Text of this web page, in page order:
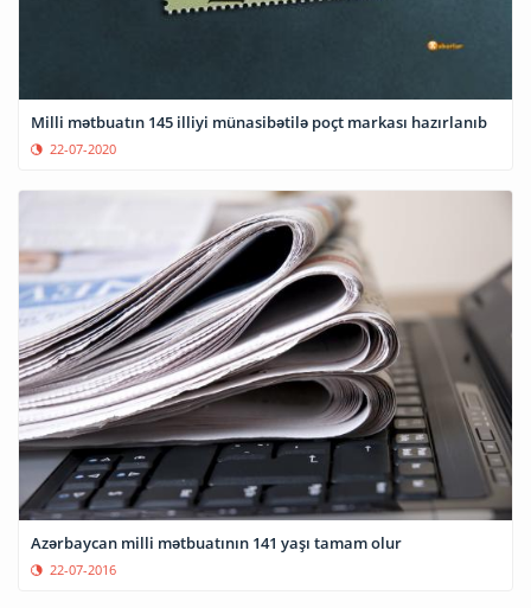
Milli mətbuatın 145 illiyi münasibətilə poçt markası hazırlanıb
22-07-2020
Azərbaycan milli mətbuatının 141 yaşı tamam olur
22-07-2016